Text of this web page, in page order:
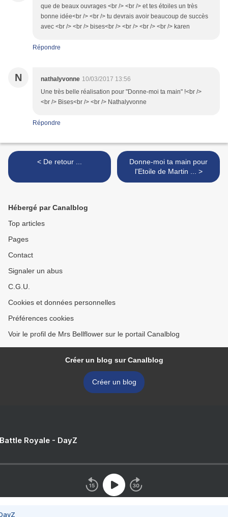
que de beaux ouvrages <br /> <br /> et tes étoiles un très
bonne idée<br /> <br /> tu devrais avoir beaucoup de succès
avec <br /> <br /> bises<br /> <br /> <br /> <br /> karen
Répondre
N nathalyvonne 10/03/2017 13:56
Une très belle réalisation pour "Donne-moi ta main" !<br />
<br /> Bises<br /> <br /> Nathalyvonne
Répondre
< De retour ...
Donne-moi ta main pour
l'Etoile de Martin ... >
Hébergé par Canalblog
Top articles
Pages
Contact
Signaler un abus
C.G.U.
Cookies et données personnelles
Préférences cookies
Voir le profil de Mrs Bellflower sur le portail Canalblog
Créer un blog sur Canalblog
Créer un blog
Royale - DayZ